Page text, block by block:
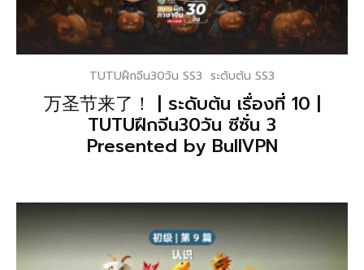
TUTUฝึกจีน30วัน SS3 ระดับต้น SS3
万圣节来了！ | ระดับต้น เรื่องที่ 10 |
TUTUฝึกจีน30วัน ซีซั่น 3
Presented by BullVPN